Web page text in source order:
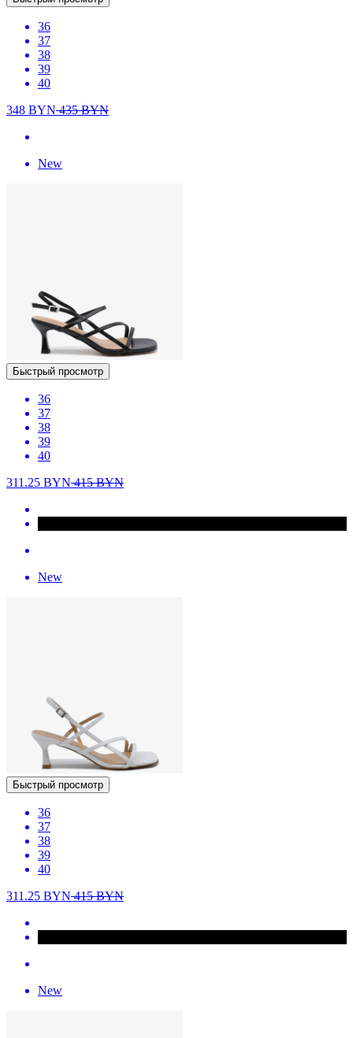
36
37
38
39
40
348 BYN435BYN
New
Быстрый просмотр
36
37
38
39
40
311.25 BYN415BYN
New
Быстрый просмотр
36
37
38
39
40
311.25 BYN415BYN
New